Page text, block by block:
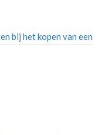
bij het kopen van een